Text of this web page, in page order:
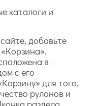
каталоги и
добавьте
в
с его
для того,
рулонов и